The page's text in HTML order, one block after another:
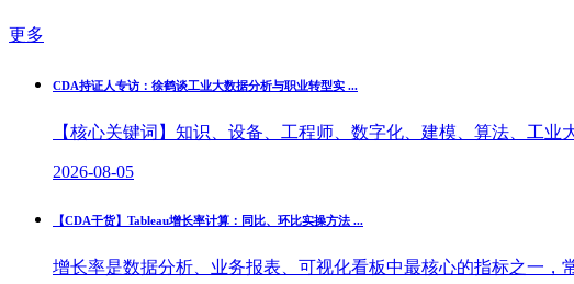
更多
CDA持证人专访：徐鹤谈工业大数据分析与职业转型实 ...
【核心关键词】知识、设备、工程师、数字化、建模、算法、工
2026-08-05
【CDA干货】Tableau增长率计算：同比、环比实操方法 ...
增长率是数据分析、业务报表、可视化看板中最核心的指标之一